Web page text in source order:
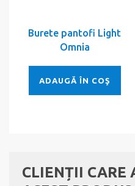
Burete pantofi Light
Omnia
ADAUGĂ ÎN COŞ
CLIENȚII CARE